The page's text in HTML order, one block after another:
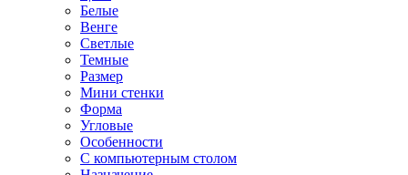
Белые
Венге
Светлые
Темные
Размер
Мини стенки
Форма
Угловые
Особенности
С компьютерным столом